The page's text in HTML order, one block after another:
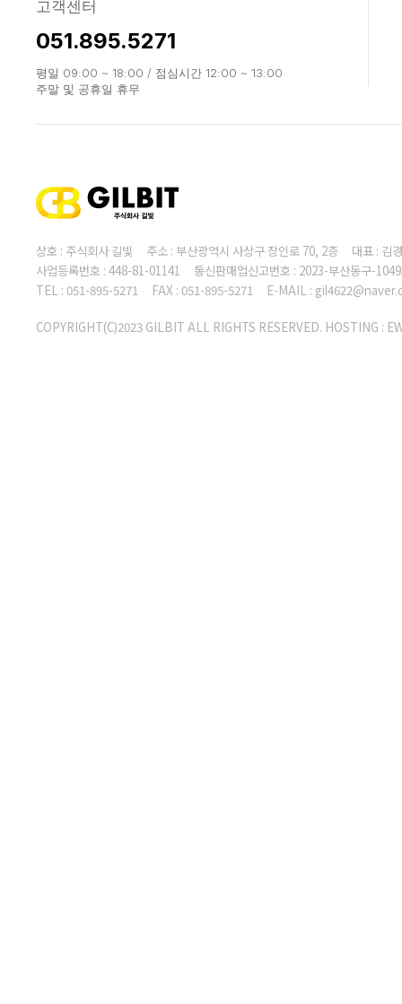
고객센터
051.895.5271
평일 09:00 ~ 18:00 / 점심시간 12:00 ~ 13:00
주말 및 공휴일 휴무
상호 : 주식회사 길빛 주소 : 부산광역시 사상구 장인로 70, 2층 대표 : 김
사업등록번호 : 448-81-01141 통신판매업신고번호 : 2023-부산동구-
TEL : 051-895-5271 FAX : 051-895-5271 E-MAIL :
COPYRIGHT(C)2023 GILBIT ALL RIGHTS RESERVED. HOSTING :